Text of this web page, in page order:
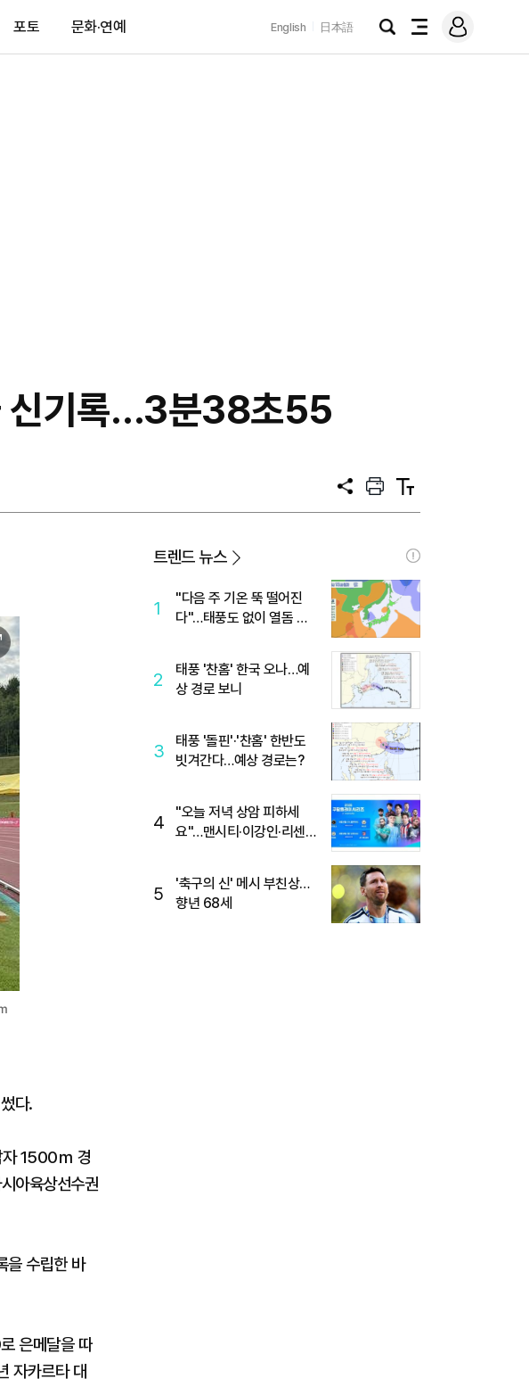
포토 문화·연예 English 日本語
검
전
메
그
신기록…3분38초55
공
프
트
텍
트
다.
자 1500ｍ 경
아육상선수권
을 수립한 바
은메달을 따
자카르타 대
트렌드 뉴스
1
"다음 주 기온 뚝 떨어진
다"…태풍도 없이 열돔 박
2
태풍 '찬홈' 한국 오나…예
상 경로 보니
3
태풍 '돌핀'·'찬홈' 한반도
빗겨간다…예상 경로는?
4
"오늘 저녁 상암 피하세
요"…맨시티·이강인·리센느
5
'축구의 신' 메시 부친상…
향년 68세